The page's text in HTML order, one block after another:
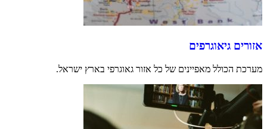
אזורים גיאוגרפים
מערכת הכולל מאפיינים של כל אזור גאוגרפי בארץ ישראל.